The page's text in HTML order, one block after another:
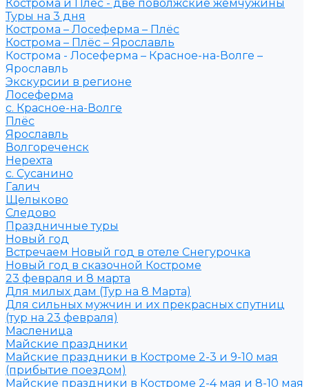
Кострома и Плёс - две поволжские жемчужины
Туры на 3 дня
Кострома – Лосеферма – Плёс
Кострома – Плёс – Ярославль
Кострома - Лосеферма – Красное-на-Волге –
Ярославль
Экскурсии в регионе
Лосеферма
с. Красное-на-Волге
Плёс
Ярославль
Волгореченск
Нерехта
с. Сусанино
Галич
Щелыково
Следово
Праздничные туры
Новый год
Встречаем Новый год в отеле Снегурочка
Новый год в сказочной Костроме
23 февраля и 8 марта
Для милых дам (Тур на 8 Марта)
Для сильных мужчин и их прекрасных спутниц
(тур на 23 февраля)
Масленица
Майские праздники
Майские праздники в Костроме 2-3 и 9-10 мая
(прибытие поездом)
Майские праздники в Костроме 2-4 мая и 8-10 мая